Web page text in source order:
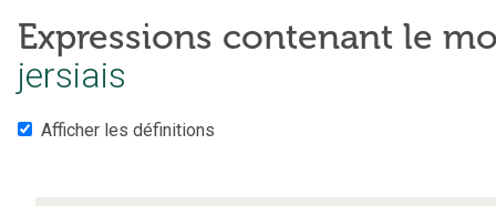
Expressions contenant le
jersiais
Afficher les définitions